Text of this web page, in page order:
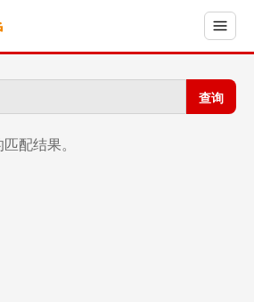
查询
配结果。